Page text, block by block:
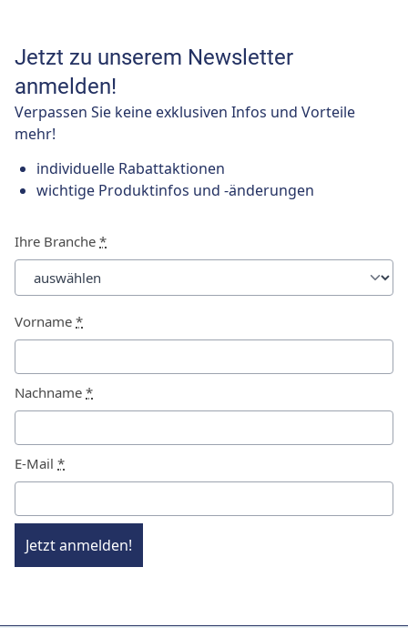
Jetzt zu unserem Newsletter
anmelden!
Verpassen Sie keine exklusiven Infos und Vorteile
mehr!
individuelle Rabattaktionen
wichtige Produktinfos und -änderungen
Ihre Branche *
Vorname *
Nachname *
E-Mail *
Jetzt anmelden!